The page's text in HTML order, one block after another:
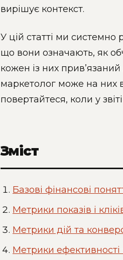
вирішує контекст.
У цій статті ми системно
що вони означають, як
кожен із них
маркетолог може на них
повертайтеся, коли у
Зміст
Базові фінансові
Метрики показів і
Метрики дій та
Метрики ефективності